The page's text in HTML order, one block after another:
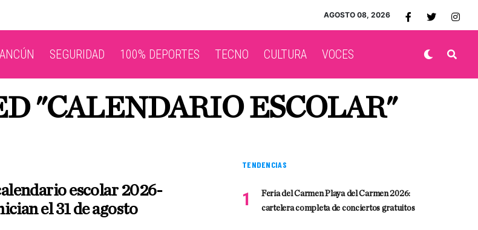
AGOSTO 08, 2026
SEGURIDAD 100% DEPORTES TECNO CULTURA VOCES
"CALENDARIO ESCOLAR"
escolar 2026-
el 31 de agosto
TENDENCIAS
Feria del Carmen Playa del Carmen 2026:
cartelera completa de conciertos gratuitos